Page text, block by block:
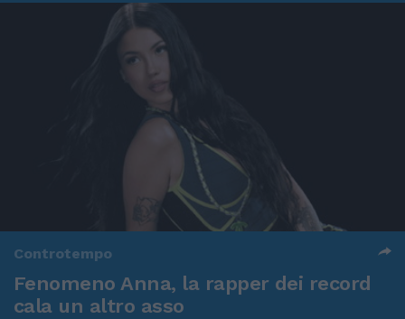
Controtempo
Fenomeno Anna, la rapper dei record
cala un altro asso